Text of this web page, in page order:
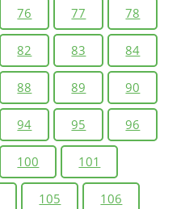
76 77 78
82 83 84
88 89 90
94 95 96
100 101
105 106